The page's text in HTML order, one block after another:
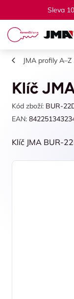
Sleva
JMA profily A–Z
Klíč
Kód zboží: BUR-
EAN:
Klíč JMA BUR-